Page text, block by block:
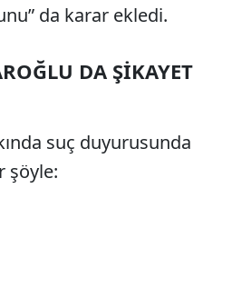
da karar ekledi.
DA ŞİKAYET
suç duyurusunda
şöyle: